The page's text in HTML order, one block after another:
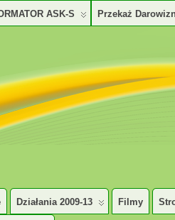
ASK-S Przekaż
Działania 2009-13 Filmy